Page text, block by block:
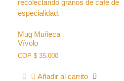
Mug Muñeca
Vívolo
COP $35.000
Añadir al carrito